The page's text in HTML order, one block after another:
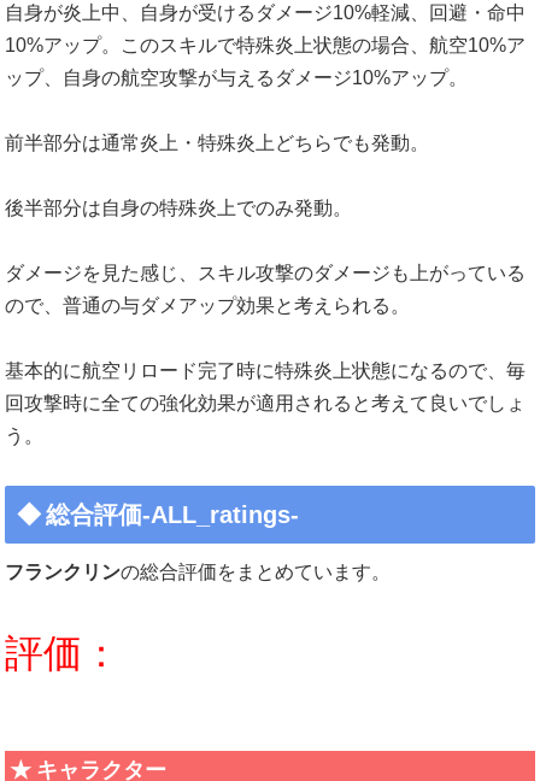
自身が炎上中、自身が受けるダメージ10%軽減、回避・命中
10%アップ。このスキルで特殊炎上状態の場合、航空10%ア
ップ、自身の航空攻撃が与えるダメージ10%アップ。
前半部分は通常炎上・特殊炎上どちらでも発動。
後半部分は自身の特殊炎上でのみ発動。
ダメージを見た感じ、スキル攻撃のダメージも上がっている
ので、普通の与ダメアップ効果と考えられる。
基本的に航空リロード完了時に特殊炎上状態になるので、毎
回攻撃時に全ての強化効果が適用されると考えて良いでしょ
う。
総合評価-ALL_ratings-
フランクリンの総合評価をまとめています。
評価：
キャラクター